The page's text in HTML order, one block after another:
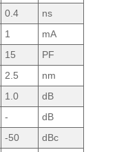
0.4
ns
1
mA
15
PF
2.5
nm
1.0
dB
-
dB
-50
dBc